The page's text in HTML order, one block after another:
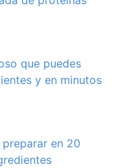
que puedes
y en minutos
en 20